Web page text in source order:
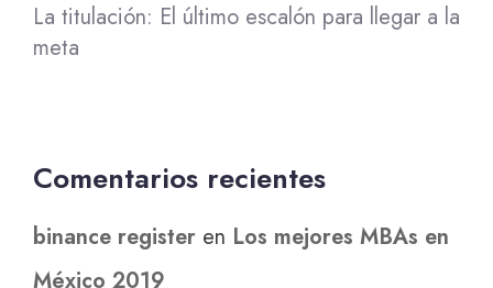
La titulación: El último escalón para llegar a la
meta
Comentarios recientes
binance register en Los mejores MBAs en
México 2019